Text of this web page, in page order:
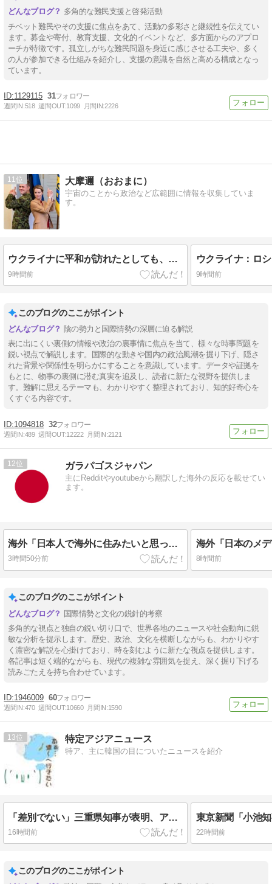
多角的な難民支援と啓発活動
チベット難民やその支援に焦点をあて、活動の多彩さと継続性を伝えてい
ます。募金や寄付、教育支援、文化的イベントなど、多方面からのアプロ
ーチが特徴です。孤立しがちな難民問題を身近に感じさせる工夫や、多く
の人が参加できる仕組みを紹介し、支援の意識を自然と高める構成となっ
ています。
1129115 31
週間IN:518 週間OUT:1099 月間IN:2226
11 大摩邇（おおまに）
宇宙のことから政治など広範囲に情報を収集していま
す。
ウクライナに平和が訪れたとしても、EUには何の計画もない
9時間前 9時間前
このブログのここがポイント
陰の勢力と国際情勢の深層に迫る解説
表に出にくい裏側の情報や政治の裏事情に焦点を当て、様々な時事問題を
鋭い視点で解説します。国際的な動きや国内の政治風潮を掘り下げ、隠さ
れた背景や関係性を明らかにすることを意識しています。データや証拠を
もとに、物事の裏側に潜む真実を追及し、読者に新たな視野を提供しま
す。難解に思えるテーマも、わかりやすく整理されており、知的好奇心を
くすぐる内容です。
1094818 32
週間IN:489 週間OUT:12222 月間IN:2121
12 ガラパゴスジャパン
主にRedditやyoutubeから翻訳した海外の反応を載せてい
ます。
海外「日本人で海外に住みたいと思っている人が少ないのは何故なんだ？母国ではみんな出たがっているのだが？」
3時間50分前 8時間前
このブログのここがポイント
国際情勢と文化の鋭針的考察
多角的な視点と独自の鋭い切り口で、世界各地のニュースや社会動向に鋭
敏な分析を提示します。歴史、政治、文化を横断しながらも、わかりやす
く濃密な解説を心掛けており、時を刻むように新たな視点を提供します。
各記事は短く端的ながらも、現代の複雑な雰囲気を捉え、深く掘り下げる
読みごたえを持ち合わせています。
1946009 60
週間IN:470 週間OUT:10660 月間IN:1590
13 特定アジアニュース
特ア、主に韓国の目についたニュースを紹介
「差別でない」三重県知事が表明、アンケ公表へ 諮問機関から「差別」指摘され回答の非公表を求める答申！
16時間前 22時間前
このブログのここがポイント